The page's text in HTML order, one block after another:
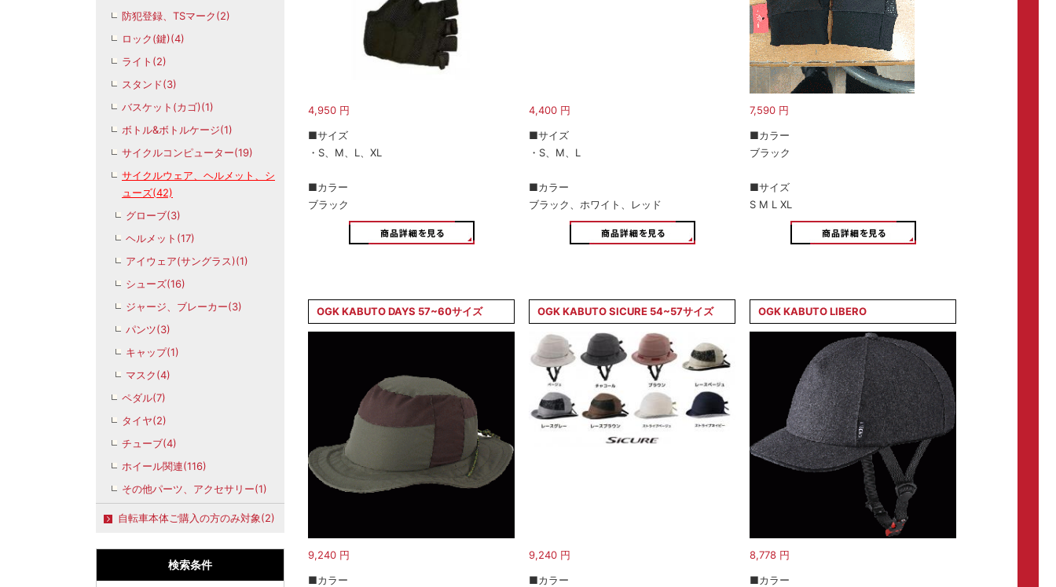
防犯登録、TSマーク(2)
ロック(鍵)(4)
ライト(2)
スタンド(3)
バスケット(カゴ)(1)
ボトル&ボトルケージ(1)
サイクルコンピューター(19)
サイクルウェア、ヘルメット、シ
ューズ(42)
グローブ(3)
ヘルメット(17)
アイウェア(サングラス)(1)
シューズ(16)
ジャージ、ブレーカー(3)
パンツ(3)
キャップ(1)
マスク(4)
ペダル(7)
タイヤ(2)
チューブ(4)
ホイール関連(116)
その他パーツ、アクセサリー(1)
自転車本体ご購入の方のみ対象(2)
検索条件
4,950 円
■サイズ
・S、M、L、XL
■カラー
ブラック
4,400 円
■サイズ
・S、M、L
■カラー
ブラック、ホワイト、レッド
7,590 円
■カラー
ブラック
■サイズ
S M L XL
OGK KABUTO DAYS 57~60サイズ
9,240 円
■カラー
OGK KABUTO SICURE 54~57サイズ
9,240 円
■カラー
OGK KABUTO LIBERO
8,778 円
■カラー